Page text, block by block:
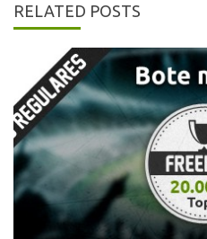
RELATED POSTS